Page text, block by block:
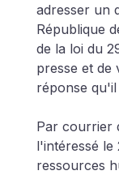
adresser un
République
de la loi du
presse et de
réponse qu'il
Par courrier
l'intéressé le
ressources